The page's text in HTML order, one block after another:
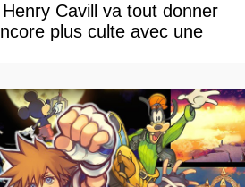
Cavill va tout donner
plus culte avec une